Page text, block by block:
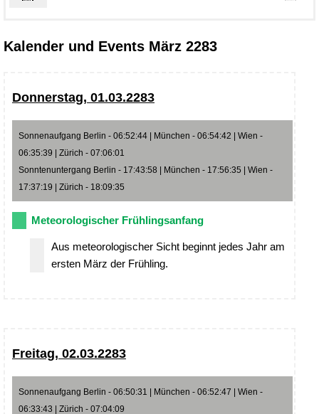
Kalender und Events März 2283
Donnerstag, 01.03.2283
Sonnenaufgang Berlin - 06:52:44 | München - 06:54:42 | Wien -
06:35:39 | Zürich - 07:06:01
Sonntenuntergang Berlin - 17:43:58 | München - 17:56:35 | Wien -
17:37:19 | Zürich - 18:09:35
Meteorologischer Frühlingsanfang
Aus meteorologischer Sicht beginnt jedes Jahr am
ersten März der Frühling.
Freitag, 02.03.2283
Sonnenaufgang Berlin - 06:50:31 | München - 06:52:47 | Wien -
06:33:43 | Zürich - 07:04:09